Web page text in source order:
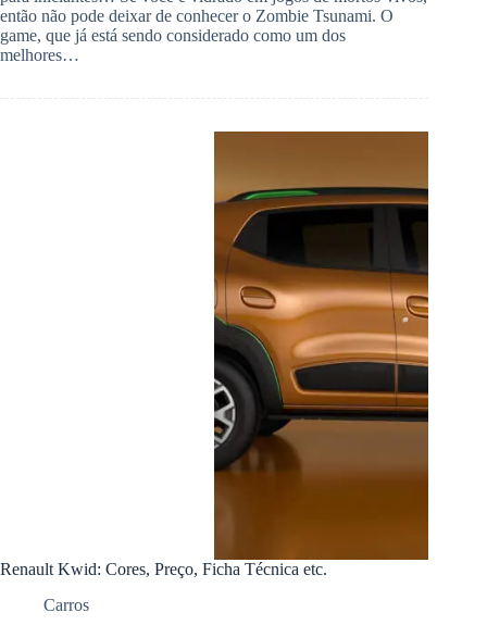
então não pode deixar de conhecer o Zombie Tsunami. O
game, que já está sendo considerado como um dos
melhores…
Renault Kwid: Cores, Preço, Ficha Técnica etc.
Carros